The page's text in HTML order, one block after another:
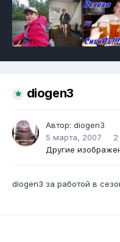
diogen3
Автор: diogen3
5 марта, 2007
Другие
diogen3 за работой в